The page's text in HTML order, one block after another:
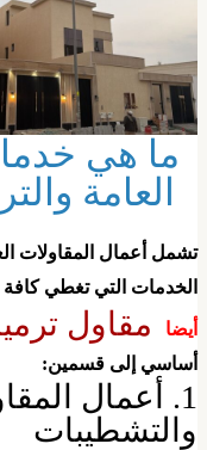
ما هي
العامة
أعمال المقاولات
التي تغطي كافة
مقاول
إلى قسمين:
​1. أعمال